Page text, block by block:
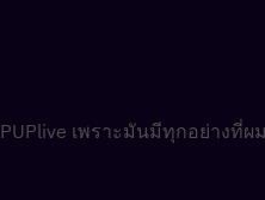
เพราะมันมีทุกอย่างที่